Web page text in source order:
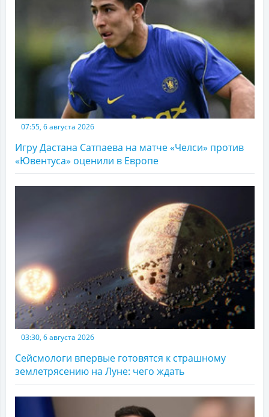
07:55, 6 августа 2026
Игру Дастана Сатпаева на матче «Челси» против
«Ювентуса» оценили в Европе
03:30, 6 августа 2026
Сейсмологи впервые готовятся к страшному
землетрясению на Луне: чего ждать